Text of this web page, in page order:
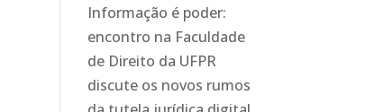
Informação é poder:
encontro na Faculdade
de Direito da UFPR
discute os novos rumos